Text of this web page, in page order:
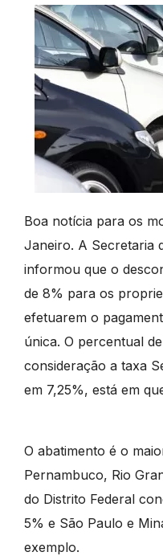
Boa notícia para os
Janeiro. A Secretaria
informou que o
de 8% para os
efetuarem o
única. O percentual
consideração a taxa
em 7,25%, está em
O abatimento é o
Pernambuco, Rio
do Distrito Federal
5% e São Paulo e
exemplo.